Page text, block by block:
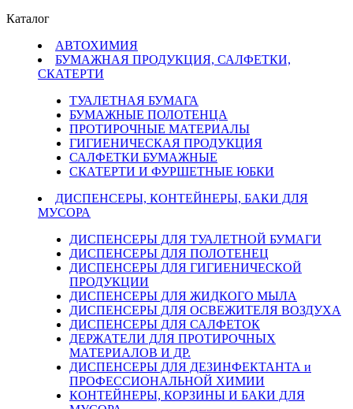
Каталог
АВТОХИМИЯ
БУМАЖНАЯ ПРОДУКЦИЯ, САЛФЕТКИ,
СКАТЕРТИ
ТУАЛЕТНАЯ БУМАГА
БУМАЖНЫЕ ПОЛОТЕНЦА
ПРОТИРОЧНЫЕ МАТЕРИАЛЫ
ГИГИЕНИЧЕСКАЯ ПРОДУКЦИЯ
САЛФЕТКИ БУМАЖНЫЕ
СКАТЕРТИ И ФУРШЕТНЫЕ ЮБКИ
ДИСПЕНСЕРЫ, КОНТЕЙНЕРЫ, БАКИ ДЛЯ
МУСОРА
ДИСПЕНСЕРЫ ДЛЯ ТУАЛЕТНОЙ БУМАГИ
ДИСПЕНСЕРЫ ДЛЯ ПОЛОТЕНЕЦ
ДИСПЕНСЕРЫ ДЛЯ ГИГИЕНИЧЕСКОЙ
ПРОДУКЦИИ
ДИСПЕНСЕРЫ ДЛЯ ЖИДКОГО МЫЛА
ДИСПЕНСЕРЫ ДЛЯ ОСВЕЖИТЕЛЯ ВОЗДУХА
ДИСПЕНСЕРЫ ДЛЯ САЛФЕТОК
ДЕРЖАТЕЛИ ДЛЯ ПРОТИРОЧНЫХ
МАТЕРИАЛОВ И ДР.
ДИСПЕНСЕРЫ ДЛЯ ДЕЗИНФЕКТАНТА и
ПРОФЕССИОНАЛЬНОЙ ХИМИИ
КОНТЕЙНЕРЫ, КОРЗИНЫ И БАКИ ДЛЯ